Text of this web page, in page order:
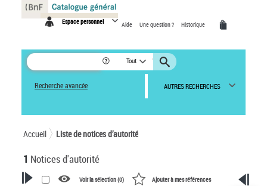
Espace personnel Aide Une question ? Historique
Tout
Recherche avancée AUTRES RECHERCHES
Accueil Liste de notices d’autorité
1 Notices d'autorité
Voir la sélection (0) Ajouter à mes références
Panneau de gestion des cookies